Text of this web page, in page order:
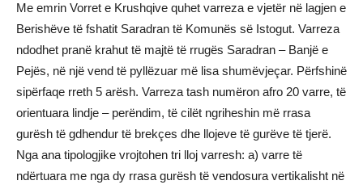
Me emrin Vorret e Krushqive quhet varreza e vjetër në lagjen e
Berishëve të fshatit Saradran të Komunës së Istogut. Varreza
ndodhet pranë krahut të majtë të rrugës Saradran – Banjë e
Pejës, në një vend të pyllëzuar më lisa shumëvjeçar. Përfshinë
sipërfaqe rreth 5 arësh. Varreza tash numëron afro 20 varre, të
orientuara lindje – perëndim, të cilët ngriheshin më rrasa
gurësh të gdhendur të brekçes dhe llojeve të gurëve të tjerë.
Nga ana tipologjike vrojtohen tri lloj varresh: a) varre të
ndërtuara me nga dy rrasa gurësh të vendosura vertikalisht në